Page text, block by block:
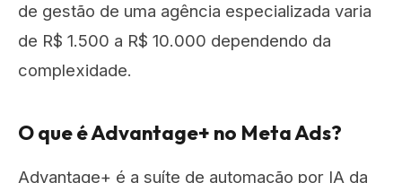
de gestão de uma agência especializada varia
de R$ 1.500 a R$ 10.000 dependendo da
complexidade.
O que é Advantage+ no Meta Ads?
Advantage+ é a suíte de automação por IA da